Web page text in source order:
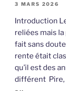
3 MARS 2026
Introduction
reliées mais
fait sans
rente était
qu’il est des
différent Pire,